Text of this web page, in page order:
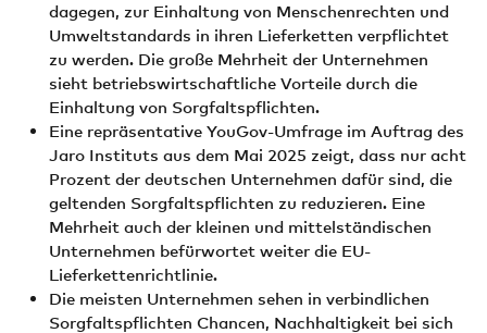
dagegen, zur Einhaltung von Menschenrechten und
Umweltstandards in ihren Lieferketten verpflichtet
zu werden. Die große Mehrheit der Unternehmen
sieht betriebswirtschaftliche Vorteile durch die
Einhaltung von Sorgfaltspflichten.
Eine repräsentative YouGov-Umfrage im Auftrag des
Jaro Instituts aus dem Mai 2025 zeigt, dass nur acht
Prozent der deutschen Unternehmen dafür sind, die
geltenden Sorgfaltspflichten zu reduzieren. Eine
Mehrheit auch der kleinen und mittelständischen
Unternehmen befürwortet weiter die EU-
Lieferkettenrichtlinie.
Die meisten Unternehmen sehen in verbindlichen
Sorgfaltspflichten Chancen, Nachhaltigkeit bei sich